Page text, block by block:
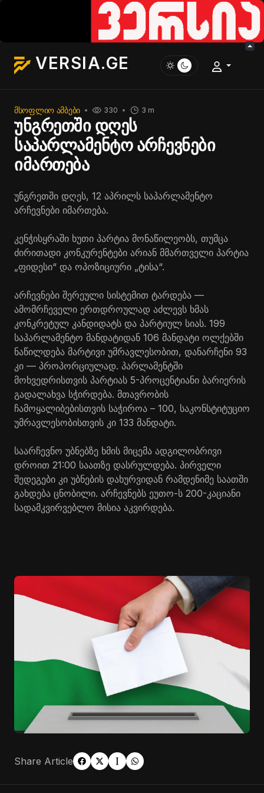
VERSIA.GE
ᲛᲡᲝᲤᲚᲘᲝ ᲐᲛᲑᲔᲑᲘ 3 m
330
უნგრეთში დღეს
საპარლამენტო არჩევნები
იმართება
უნგრეთში დღეს, 12 აპრილს საპარლამენტო
არჩევნები იმართება.
კენჭისყრაში ხუთი პარტია მონაწილეობს, თუმცა
ძირითადი კონკურენტები არიან მმართველი პარტია
„ფიდესი“ და ოპოზიციური „ტისა“.
არჩევნები შერეული სისტემით ტარდება —
ამომრჩეველი ერთდროულად აძლევს ხმას
კონკრეტულ კანდიდატს და პარტიულ სიას. 199
საპარლამენტო მანდატიდან 106 მანდატი ოლქებში
ნაწილდება მარტივი უმრავლესობით, დანარჩენი 93
კი — პროპორციულად. პარლამენტში
მოხვედრისთვის პარტიას 5-პროცენტიანი ბარიერის
გადალახვა სჭირდება. მთავრობის
ჩამოყალიბებისთვის საჭიროა – 100, საკონსტიტუციო
უმრავლესობისთვის კი 133 მანდატი.
საარჩევნო უბნებზე ხმის მიცემა ადგილობრივი
დროით 21:00 საათზე დასრულდება. პირველი
შედეგები კი უბნების დახურვიდან რამდენიმე საათში
გახდება ცნობილი. არჩევნებს ეუთო-ს 200-კაციანი
სადამკვირვებლო მისია აკვირდება.
Share Article